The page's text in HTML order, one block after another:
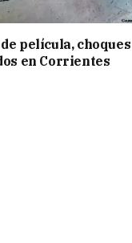
película, choques
en Corrientes